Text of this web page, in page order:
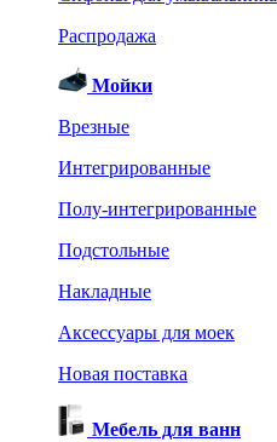
Распродажа
Мойки
Врезные
Интегрированные
Полу-интегрированные
Подстольные
Накладные
Аксессуары для моек
Новая поставка
Мебель для ванн